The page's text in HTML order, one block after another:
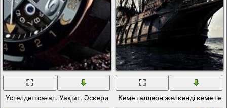
Үстелдегі сағат. Уақыт. Әскери-теңіз күштеріКеме галлеон желкенді кеме